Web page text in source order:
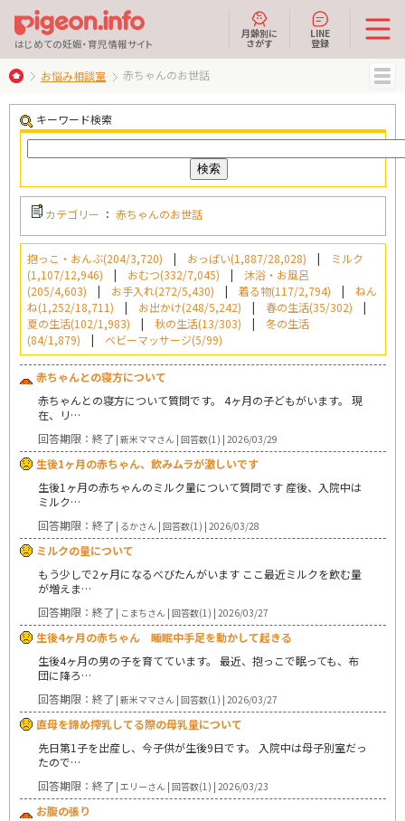
はじめての妊娠・育児情報サイト
月齢別に
さがす
LINE
登録
MENU
お悩み相談室 赤ちゃんのお世話
キーワード検索
カテゴリー ： 赤ちゃんのお世話
抱っこ・おんぶ(204/3,720) | おっぱい(1,887/28,028) |
ミルク
(1,107/12,946) | おむつ(332/7,045) | 沐浴・お風呂
(205/4,603) | お手入れ(272/5,430) | 着る物(117/2,794) | ねん
ね(1,252/18,711) | お出かけ(248/5,242) | 春の生活(35/302) |
夏の生活(102/1,983) | 秋の生活(13/303) | 冬の生活
(84/1,879) | ベビーマッサージ(5/99)
赤ちゃんとの寝方について
赤ちゃんとの寝方について質問です。 4ヶ月の子どもがいます。 現
在、リ…
回答期限：終了 | 新米ママさん | 回答数(1) | 2026/03/29
生後1ヶ月の赤ちゃん、飲みムラが激しいです
生後1ヶ月の赤ちゃんのミルク量について質問です 産後、入院中は
ミルク…
回答期限：終了 | るかさん | 回答数(1) | 2026/03/28
ミルクの量について
もう少しで2ヶ月になるべびたんがいます ここ最近ミルクを飲む量
が増えま…
回答期限：終了 | こまちさん | 回答数(1) | 2026/03/27
生後4ヶ月の赤ちゃん 睡眠中手足を動かして起きる
生後4ヶ月の男の子を育てています。 最近、抱っこで眠っても、布
団に降ろ…
回答期限：終了 | 新米ママさん | 回答数(1) | 2026/03/27
直母を諦め搾乳してる際の母乳量について
先日第1子を出産し、今子供が生後9日です。 入院中は母子別室だっ
たので…
回答期限：終了 | エリーさん | 回答数(1) | 2026/03/23
お腹の張り